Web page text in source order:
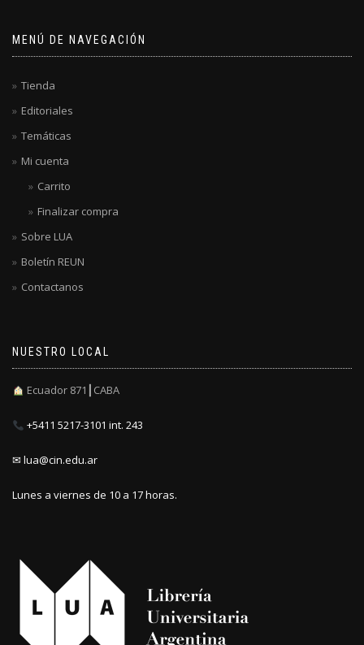
MENÚ DE NAVEGACIÓN
Tienda
Editoriales
Temáticas
Mi cuenta
Carrito
Finalizar compra
Sobre LUA
Boletín REUN
Contactanos
NUESTRO LOCAL
Ecuador 871┃CABA
+5411 5217-3101 int. 243
✉ lua@cin.edu.ar
Lunes a viernes de 10 a 17 horas.